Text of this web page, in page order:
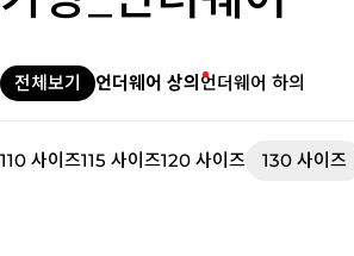
전체보기 언더웨어 상의 언더웨어 하의
110 사이즈115 사이즈120 사이즈 130 사이즈